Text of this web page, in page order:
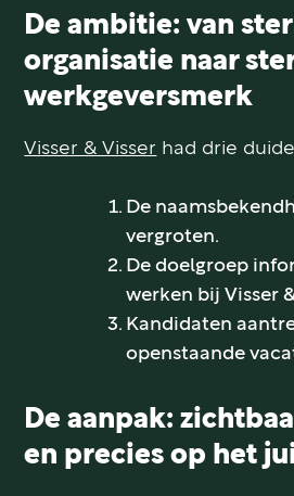
De ambitie: van
organisatie naar
werkgeversmerk
Visser & Visser had drie
De
vergroten.
De doelgroep
werken bij Visser
Kandidaten
openstaande
De aanpak:
en precies op het